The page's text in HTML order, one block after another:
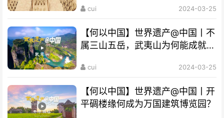
cui 2024-03-25
【何以中国】世界遗产@中国丨不
属三山五岳，武夷山为何能成就
cui 2024-03-25
【何以中国】世界遗产@中国丨开
平碉楼缘何成为万国建筑博览园？